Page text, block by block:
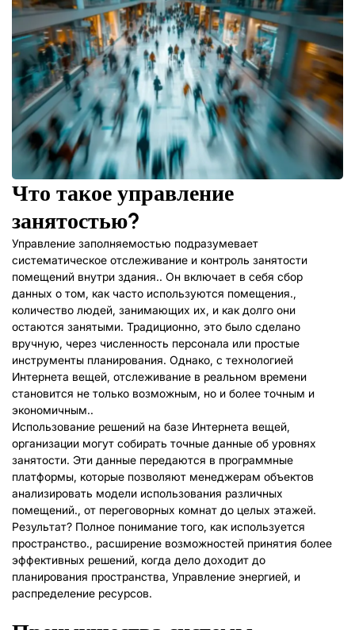
Что такое управление
занятостью?
Управление заполняемостью подразумевает
систематическое отслеживание и контроль занятости
помещений внутри здания.. Он включает в себя сбор
данных о том, как часто используются помещения.,
количество людей, занимающих их, и как долго они
остаются занятыми. Традиционно, это было сделано
вручную, через численность персонала или простые
инструменты планирования. Однако, с технологией
Интернета вещей, отслеживание в реальном времени
становится не только возможным, но и более точным и
экономичным..
Использование решений на базе Интернета вещей,
организации могут собирать точные данные об уровнях
занятости. Эти данные передаются в программные
платформы, которые позволяют менеджерам объектов
анализировать модели использования различных
помещений., от переговорных комнат до целых этажей.
Результат? Полное понимание того, как используется
пространство., расширение возможностей принятия более
эффективных решений, когда дело доходит до
планирования пространства, Управление энергией, и
распределение ресурсов.